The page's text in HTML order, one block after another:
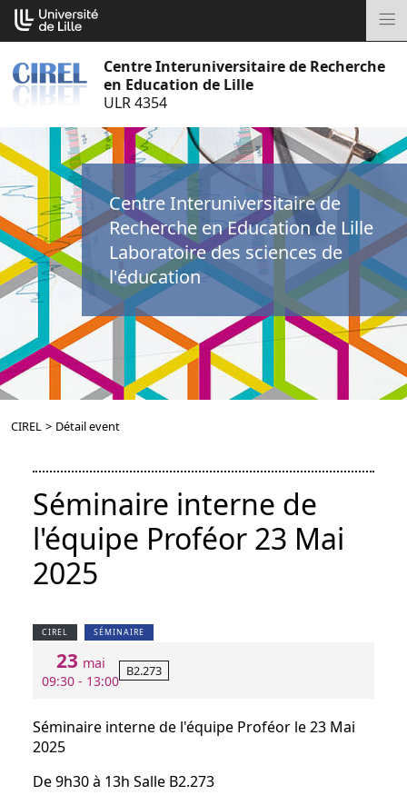
Aller
au
Centre Interuniversitaire de Recherche
en Education de Lille
ULR 4354
Centre Interuniversitaire de
Recherche en Education de Lille
Laboratoire des sciences de
l'éducation
CIREL > Détail event
Séminaire interne de
l'équipe Proféor 23 Mai
2025
CIREL SÉMINAIRE
23 mai
09:30 - 13:00
B2.273
Séminaire interne de l'équipe Proféor le 23 Mai
2025
De 9h30 à 13h Salle B2.273
Cookies management panel